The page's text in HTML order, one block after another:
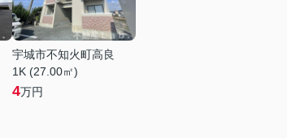
宇城市不知火町高良
1K (27.00㎡)
4万円